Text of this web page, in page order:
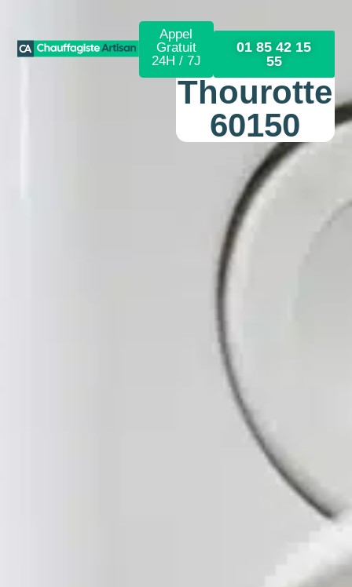
Appel
Gratuit
24H / 7J
01 85 42 15
55
Thourotte
60150